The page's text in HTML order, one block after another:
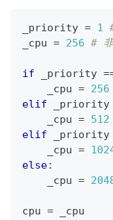
_priority = 1
_cpu = 256 #
if _priority
    _cpu
= 256
elif _priority
    _cpu
= 512
elif _priority
    _cpu
= 1
else:
    _cpu
= 204
cpu = _cpu